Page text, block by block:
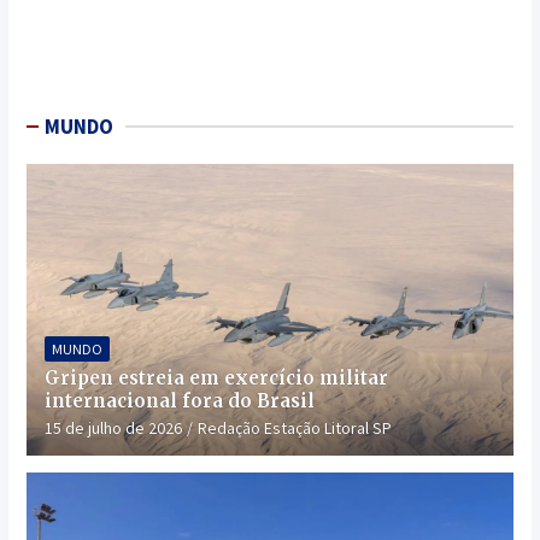
MUNDO
MUNDO
Gripen estreia em exercício militar
internacional fora do Brasil
15 de julho de 2026 Redação Estação Litoral SP